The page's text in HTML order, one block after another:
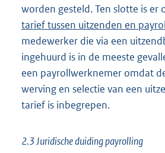
worden gesteld. Ten slotte is er
tarief tussen uitzenden en
medewerker die via een
ingehuurd is in de meeste
een payrollwerknemer omdat
werving en selectie van een
tarief is inbegrepen.
2.3 Juridische duiding payrolling